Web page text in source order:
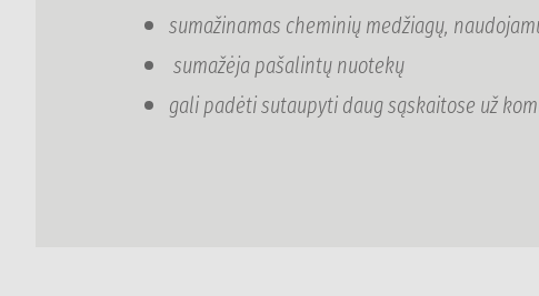
sumažinamas cheminių medžiagų,
sumažėja pašalintų nuotekų
gali padėti sutaupyti daug sąskaitose už